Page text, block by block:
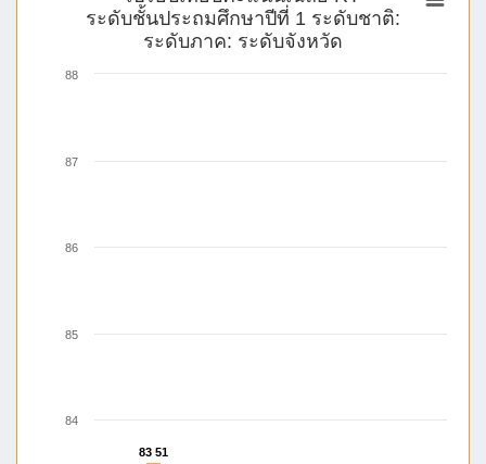
ระดับชั้นประถมศึกษาปีที่ 1 ระดับชาติ:
ระดับภาค: ระดับจังหวัด
83 51
83 51
84
85
86
87
88